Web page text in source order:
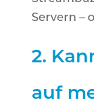
Servern –
2.
auf